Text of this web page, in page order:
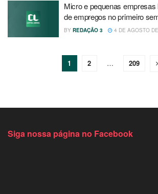
Micro e pequenas
de empregos no primeiro
BY REDAÇÃO 3 4 DE AGOSTO
1 2 … 209
Siga nossa página no Facebook